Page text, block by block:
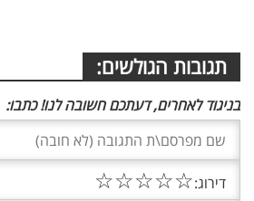
תגובות הגולשים:
בניגוד לאחרים, דעתכם חשובה לנו! כתבו:
דירוג:☆
☆
☆
☆
☆